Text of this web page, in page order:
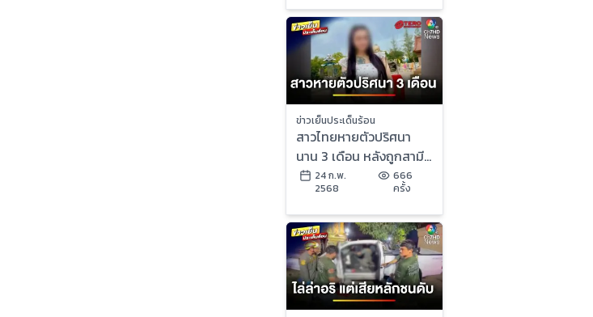
ข่าวเย็นประเด็นร้อน
สาวไทยหายตัวปริศนา
นาน 3 เดือน หลังถูกสามี
ทำร้าย คาดเสียชีวิตแล้ว |
ข่าวเย็นประเด็นร้อน
24 ก.พ.
2568
666
ครั้ง